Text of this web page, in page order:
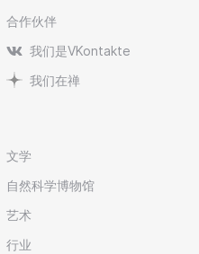
合作伙伴
我们是VKontakte
我们在禅
文学
自然科学博物馆
艺术
行业